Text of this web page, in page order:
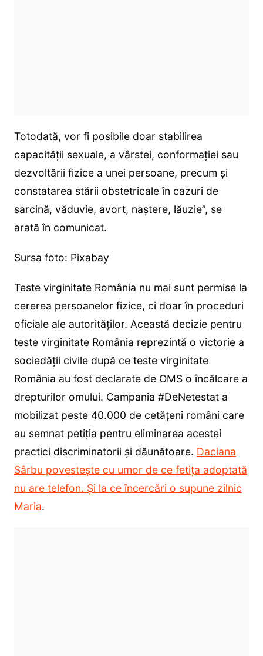
Totodată, vor fi posibile doar stabilirea
capacităţii sexuale, a vârstei, conformaţiei sau
dezvoltării fizice a unei persoane, precum şi
constatarea stării obstetricale în cazuri de
sarcină, văduvie, avort, naştere, lăuzie”, se
arată în comunicat.
Sursa foto: Pixabay
Teste virginitate România nu mai sunt permise la
cererea persoanelor fizice, ci doar în proceduri
oficiale ale autorităților. Această decizie pentru
teste virginitate România reprezintă o victorie a
sociedății civile după ce teste virginitate
România au fost declarate de OMS o încălcare a
drepturilor omului. Campania #DeNetestat a
mobilizat peste 40.000 de cetățeni români care
au semnat petiția pentru eliminarea acestei
practici discriminatorii și dăunătoare. Daciana
Sârbu povestește cu umor de ce fetița adoptată
nu are telefon. Și la ce încercări o supune zilnic
Maria.